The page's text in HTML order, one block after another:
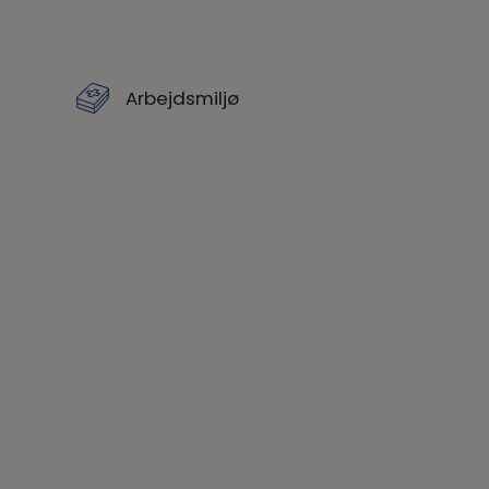
Arbejdsmiljø